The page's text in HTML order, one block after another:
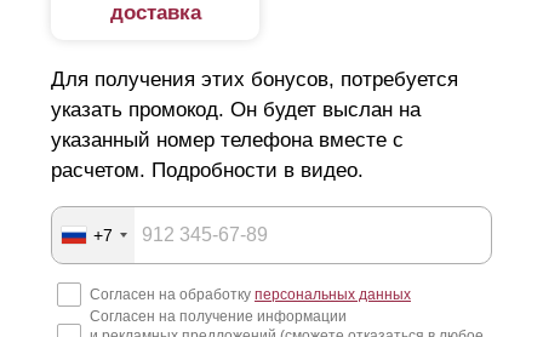
доставка
Для получения этих бонусов, потребуется
указать промокод. Он будет выслан на
указанный номер телефона вместе с
расчетом. Подробности в видео.
+7
Согласен на обработку персональных данных
Согласен на получение информации